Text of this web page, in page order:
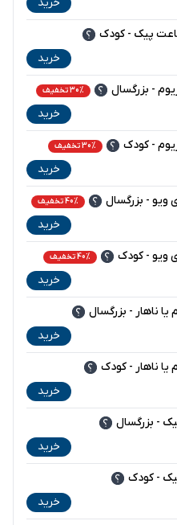
خرید
خرید
30% تخفیف
خرید
30% تخفیف
خرید
40% تخفیف
خرید
40% تخفیف
خرید
خرید
خرید
خرید
خرید